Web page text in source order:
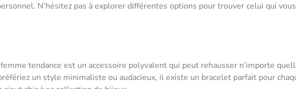
N’hésitez pas à explorer différentes options pour trouver celui qui vous
tendance est un accessoire polyvalent qui peut rehausser n’importe
un style minimaliste ou audacieux, il existe un bracelet parfait pour